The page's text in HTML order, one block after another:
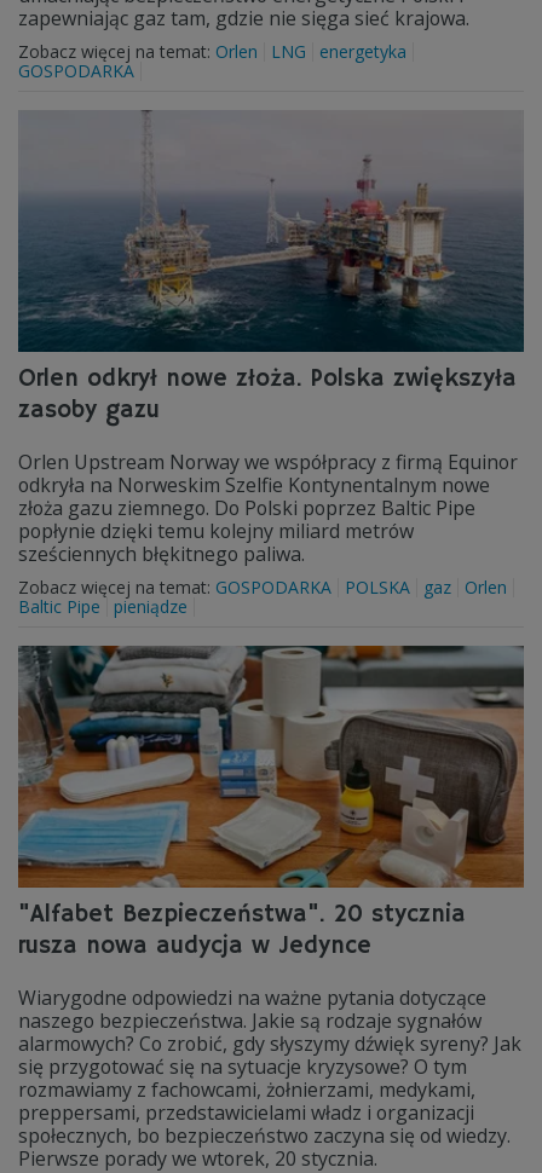
zapewniając gaz tam, gdzie nie sięga sieć krajowa.
Zobacz więcej na temat: Orlen LNG
energetyka
GOSPODARKA
Orlen odkrył nowe złoża. Polska zwiększyła
zasoby gazu
Orlen Upstream Norway we współpracy z firmą Equinor
odkryła na Norweskim Szelfie Kontynentalnym nowe
złoża gazu ziemnego. Do Polski poprzez Baltic Pipe
popłynie dzięki temu kolejny miliard metrów
sześciennych błękitnego paliwa.
Zobacz więcej na temat: GOSPODARKA POLSKA gaz
Orlen
Baltic Pipe
pieniądze
"Alfabet Bezpieczeństwa". 20 stycznia
rusza nowa audycja w Jedynce
Wiarygodne odpowiedzi na ważne pytania dotyczące
naszego bezpieczeństwa. Jakie są rodzaje sygnałów
alarmowych? Co zrobić, gdy słyszymy dźwięk syreny? Jak
się przygotować się na sytuacje kryzysowe? O tym
rozmawiamy z fachowcami, żołnierzami, medykami,
preppersami, przedstawicielami władz i organizacji
społecznych, bo bezpieczeństwo zaczyna się od wiedzy.
Pierwsze porady we wtorek, 20 stycznia.